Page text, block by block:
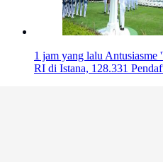
1 jam yang lalu Antusiasme
RI di Istana, 128.331